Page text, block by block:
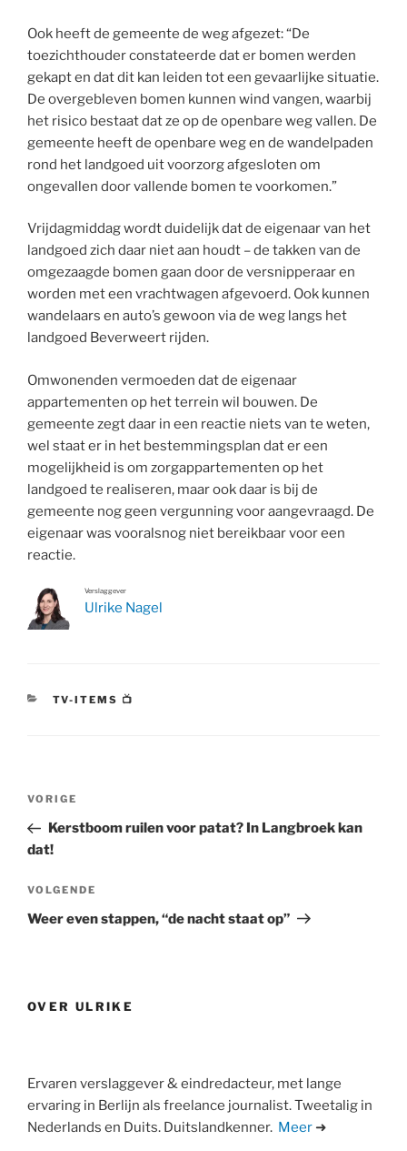
Ook heeft de gemeente de weg afgezet: “De
toezichthouder constateerde dat er bomen werden
gekapt en dat dit kan leiden tot een gevaarlijke situatie.
De overgebleven bomen kunnen wind vangen, waarbij
het risico bestaat dat ze op de openbare weg vallen. De
gemeente heeft de openbare weg en de wandelpaden
rond het landgoed uit voorzorg afgesloten om
ongevallen door vallende bomen te voorkomen.”
Vrijdagmiddag wordt duidelijk dat de eigenaar van het
landgoed zich daar niet aan houdt – de takken van de
omgezaagde bomen gaan door de versnipperaar en
worden met een vrachtwagen afgevoerd. Ook kunnen
wandelaars en auto’s gewoon via de weg langs het
landgoed Beverweert rijden.
Omwonenden vermoeden dat de eigenaar
appartementen op het terrein wil bouwen. De
gemeente zegt daar in een reactie niets van te weten,
wel staat er in het bestemmingsplan dat er een
mogelijkheid is om zorgappartementen op het
landgoed te realiseren, maar ook daar is bij de
gemeente nog geen vergunning voor aangevraagd. De
eigenaar was vooralsnog niet bereikbaar voor een
reactie.
Verslaggever
Ulrike Nagel
CATEGORIEËN
TV-ITEMS 📺
Bericht
Vorig
bericht
VORIGE
Kerstboom ruilen voor patat? In Langbroek kan
dat!
Volgend
bericht
VOLGENDE
Weer even stappen, “de nacht staat op”
OVER ULRIKE
Ervaren verslaggever & eindredacteur, met lange
ervaring in Berlijn als freelance journalist. Tweetalig in
Nederlands en Duits. Duitslandkenner. Meer ➜